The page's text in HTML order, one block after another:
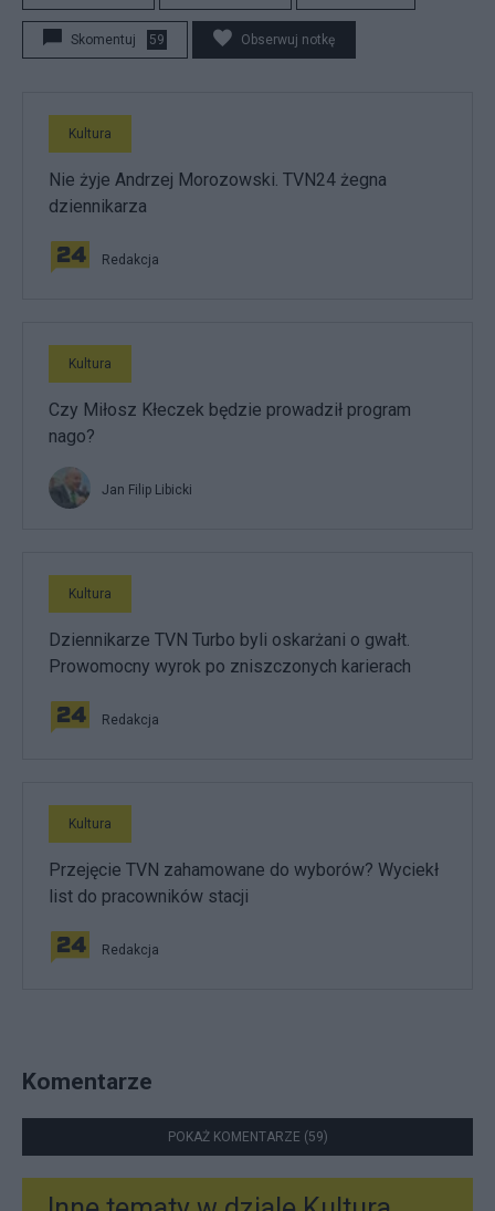
Skomentuj 59 Obserwuj notkę
Kultura
Nie żyje Andrzej Morozowski. TVN24 żegna
dziennikarza
Redakcja
Kultura
Czy Miłosz Kłeczek będzie prowadził program
nago?
Jan Filip Libicki
Kultura
Dziennikarze TVN Turbo byli oskarżani o gwałt.
Prowomocny wyrok po zniszczonych karierach
Redakcja
Kultura
Przejęcie TVN zahamowane do wyborów? Wyciekł
list do pracowników stacji
Redakcja
Komentarze
POKAŻ KOMENTARZE (59)